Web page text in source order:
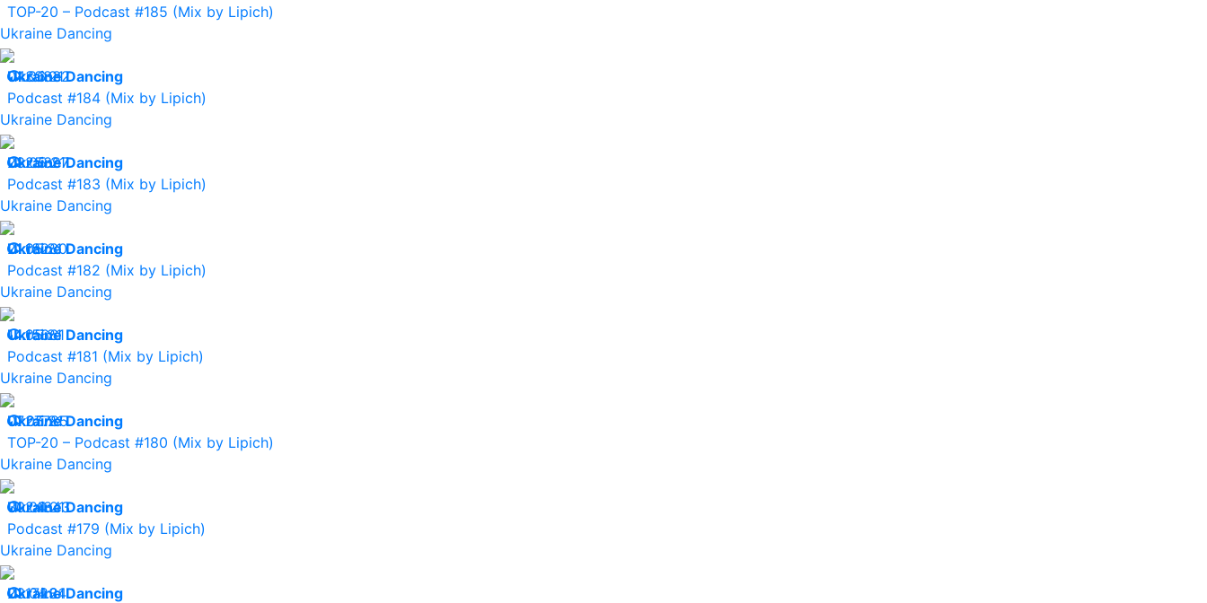
TOP-20 – Podcast #185 (Mix by Lipich)
Ukraine Dancing
04.06.21
30832
Ukraine Dancing
Podcast #184 (Mix by Lipich)
Ukraine Dancing
28.05.21
25397
Ukraine Dancing
Podcast #183 (Mix by Lipich)
Ukraine Dancing
21.05.21
18230
Ukraine Dancing
Podcast #182 (Mix by Lipich)
Ukraine Dancing
14.05.21
15661
Ukraine Dancing
Podcast #181 (Mix by Lipich)
Ukraine Dancing
07.05.21
27785
Ukraine Dancing
TOP-20 – Podcast #180 (Mix by Lipich)
Ukraine Dancing
30.04.21
24343
Ukraine Dancing
Podcast #179 (Mix by Lipich)
Ukraine Dancing
23.04.21
17234
Ukraine Dancing